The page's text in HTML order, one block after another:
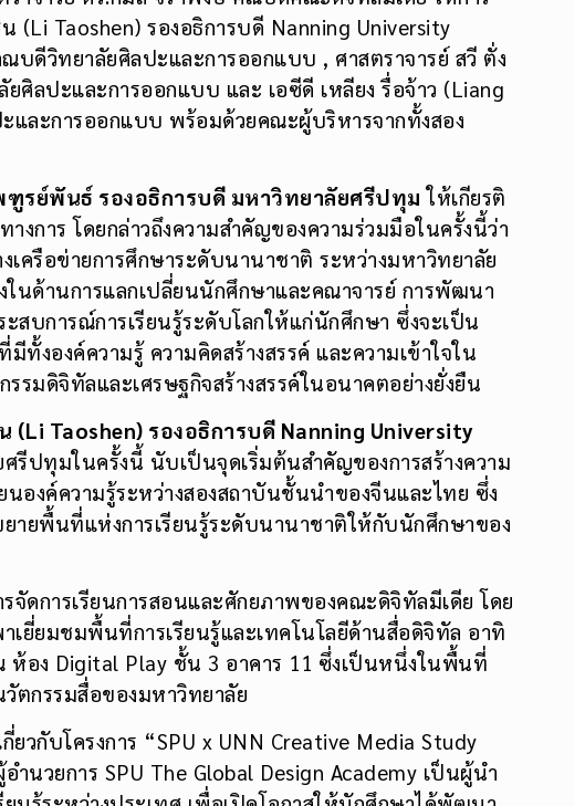
าจารย์ ดร.กมล จิราพงษ์ คณบดีคณะดิจิทัลมีเดีย ให้การ
(Li Taoshen) รองอธิการบดี Nanning University
บดีวิทยาลัยศิลปะและการออกแบบ , ศาสตราจารย์ สวี ตั่ง
ศิลปะและการออกแบบ และ เอซีดี เหลียง รื่อจ้าว (Liang
ะและการออกแบบ พร้อมด้วยคณะผู้บริหารจากทั้งสอง
ฑูรย์พันธ์ รองอธิการบดี มหาวิทยาลัยศรีปทุมให้เกียรติ
การ โดยกล่าวถึงความสำคัญของความร่วมมือในครั้งนี้ว่า
ครือข่ายการศึกษาระดับนานาชาติ ระหว่างมหาวิทยาลัย
นด้านการแลกเปลี่ยนนักศึกษาและคณาจารย์ การพัฒนา
สบการณ์การเรียนรู้ระดับโลกให้แก่นักศึกษา ซึ่งจะเป็น
ทั้งองค์ความรู้ ความคิดสร้างสรรค์ และความเข้าใจใน
มดิจิทัลและเศรษฐกิจสร้างสรรค์ในอนาคตอย่างยั่งยืน
(Li Taoshen) รองอธิการบดี Nanning University
รีปทุมในครั้งนี้ นับเป็นจุดเริ่มต้นสำคัญของการสร้างความ
นองค์ความรู้ระหว่างสองสถาบันชั้นนำของจีนและไทย ซึ่ง
ยายพื้นที่แห่งการเรียนรู้ระดับนานาชาติให้กับนักศึกษาของ
จัดการเรียนการสอนและศักยภาพของคณะดิจิทัลมีเดีย โดย
ยี่ยมชมพื้นที่การเรียนรู้และเทคโนโลยีด้านสื่อดิจิทัล อาทิ
ห้อง Digital Play ชั้น 3 อาคาร 11 ซึ่งเป็นหนึ่งในพื้นที่
วกับโครงการ “SPU x UNN Creative Media Study
ำนวยการ SPU The Global Design Academy เป็นผู้นำ